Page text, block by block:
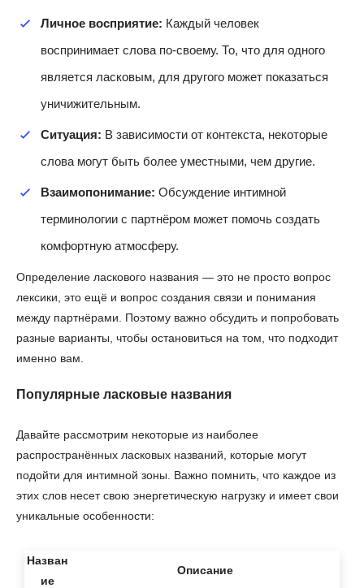
Личное восприятие: Каждый человек
воспринимает слова по-своему. То, что для одного
является ласковым, для другого может показаться
уничижительным.
Ситуация: В зависимости от контекста, некоторые
слова могут быть более уместными, чем другие.
Взаимопонимание: Обсуждение интимной
терминологии с партнёром может помочь создать
комфортную атмосферу.
Определение ласкового названия — это не просто вопрос
лексики, это ещё и вопрос создания связи и понимания
между партнёрами. Поэтому важно обсудить и попробовать
разные варианты, чтобы остановиться на том, что подходит
именно вам.
Популярные ласковые названия
Давайте рассмотрим некоторые из наиболее
распространённых ласковых названий, которые могут
подойти для интимной зоны. Важно помнить, что каждое из
этих слов несет свою энергетическую нагрузку и имеет свои
уникальные особенности:
Назван
ие
Описание